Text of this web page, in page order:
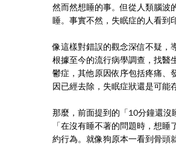
然而然想睡的事。但從人類腦波
睡。事實不然，失眠症的人看到
像這樣對錯誤的觀念深信不疑，
根據至今的流行病學調查，找醫
鬱症，其他原因依序包括疼痛、
因已經去除，失眠症狀還是可能
那麼，前面提到的「10分鐘還沒
「在沒有睡不著的問題時，想
約行為。就像狗原本一看到骨頭